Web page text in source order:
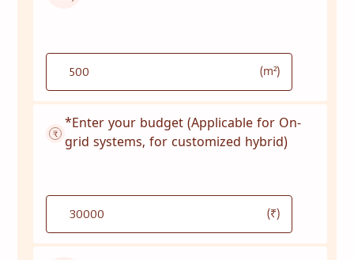
గృహోపకరణాలకు శక్తి
(m²)
*Enter your budget (Applicable for On-
grid systems, for customized hybrid)
(₹)